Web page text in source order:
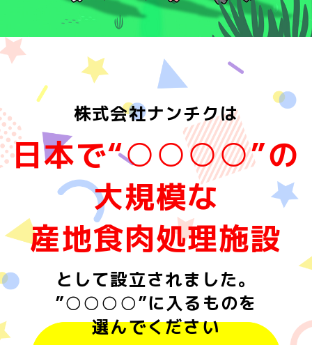
株式会社ナンチクは
日本で“○○○○”の
大規模な
産地食肉処理施設
として設立されました。
”○○○○”に入るものを
選んでください